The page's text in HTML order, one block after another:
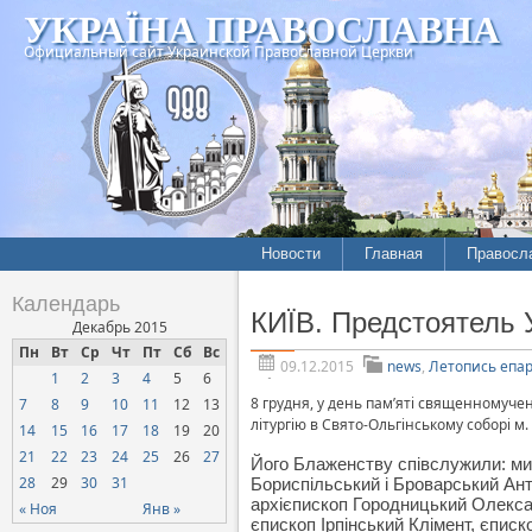
УКРАЇНА ПРАВОСЛАВНА
Официальный сайт Украинской Православной Церкви
Новости
Межконфессиональные
Нарушения прав
верующих
Официальная хроника
Расколы, ереси, секты
СОЦИАЛЬНОЕ
СЛУЖЕНИЕ
Главная
История
Календарь
Декабрь 2015
Пн
Вт Ср Чт Пт Сб Вс
« Ноя Янв »
1 2 3 4 5
6
7
8 9 10 11 12
13
14
15 16 17 18 19
20
21
22 23 24 25 26
27
28
29 30 31
КИЇВ. Предстоятель
09.12.2015 news, Летопись
8 грудня, у день пам’яті
літургію в Свято-Ольгінському соборі
Його Блаженству співслужили:
Бориспільський і Броварський
архієпископ Городницький
єпископ Ірпінський Клімент,